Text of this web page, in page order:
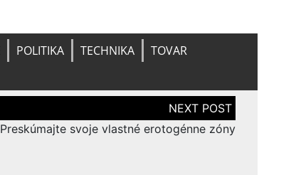
POLITIKA TECHNIKA
TOVAR
Preskúmajte svoje vlastné erotogénne zóny